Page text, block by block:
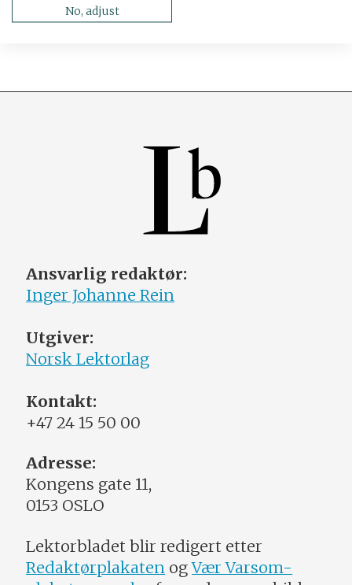
Ansvarlig redaktør:
Inger Johanne Rein
Utgiver:
Norsk Lektorlag
Kontakt:
+47 24 15 50 00
Adresse:
Kongens gate 11,
0153 OSLO
Lektorbladet blir redigert etter
Redaktørplakaten ogVær Varsom-
No, adjust